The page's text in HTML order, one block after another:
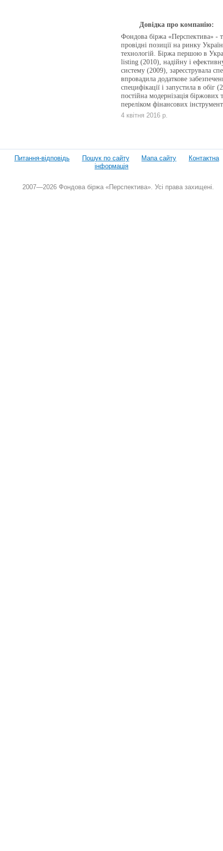
Довідка про компанію:
Фондова біржа «Перспектива» -
провідні позиції на ринку
технологій. Біржа першою в
listing (2010), надійну і
систему (2009), зареєструвала
впровадила додаткове
специфікації і запустила в обіг
постійна модернізація біржових
переліком фінансових
4 квітня 2016 р.
Питання-відповідь Пошук по сайту Мапа сайту
Контактна
інформація
2007—2026 Фондова біржа «Перспектива». Усі права захищені.